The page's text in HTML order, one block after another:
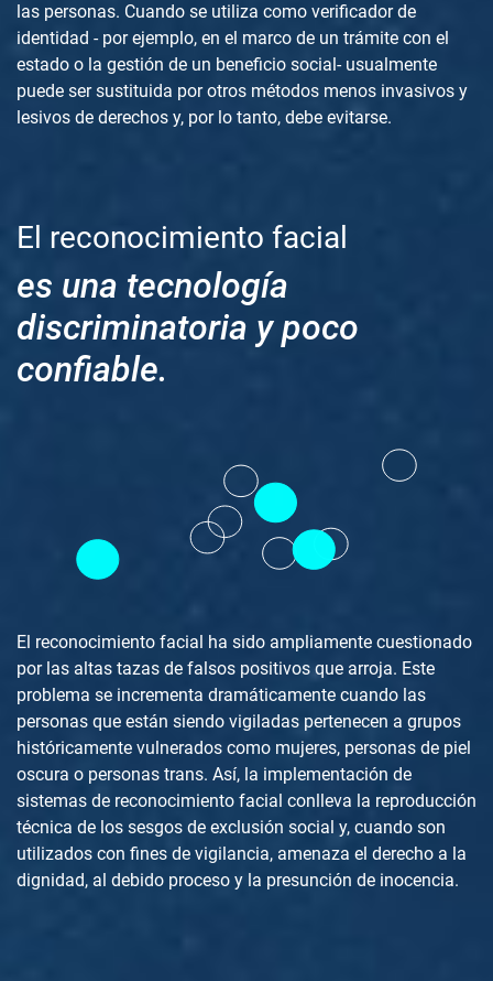
las personas. Cuando se utiliza como verificador de
identidad - por ejemplo, en el marco de un trámite con el
estado o la gestión de un beneficio social- usualmente
puede ser sustituida por otros métodos menos invasivos y
lesivos de derechos y, por lo tanto, debe evitarse.
El reconocimiento facial
es una tecnología
discriminatoria y poco
confiable.
El reconocimiento facial ha sido ampliamente cuestionado
por las altas tazas de falsos positivos que arroja. Este
problema se incrementa dramáticamente cuando las
personas que están siendo vigiladas pertenecen a grupos
históricamente vulnerados como mujeres, personas de piel
oscura o personas trans. Así, la implementación de
sistemas de reconocimiento facial conlleva la reproducción
técnica de los sesgos de exclusión social y, cuando son
utilizados con fines de vigilancia, amenaza el derecho a la
dignidad, al debido proceso y la presunción de inocencia.